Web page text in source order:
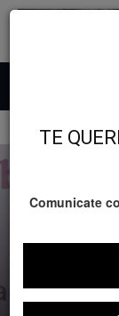
GOBIERNO
GOBIERNO
TE
Comunicate